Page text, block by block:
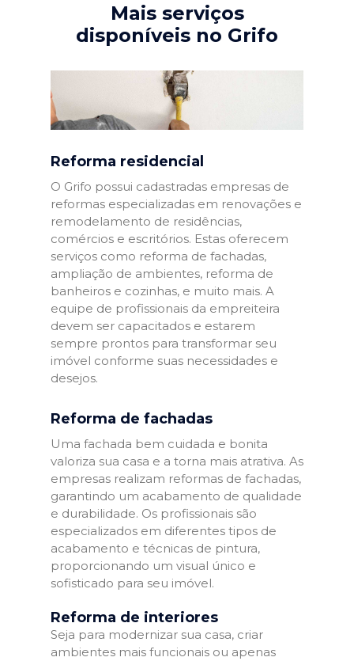
Mais serviços
disponíveis no Grifo
Reforma residencial
O Grifo possui cadastradas empresas de
reformas especializadas em renovações e
remodelamento de residências,
comércios e escritórios. Estas oferecem
serviços como reforma de fachadas,
ampliação de ambientes, reforma de
banheiros e cozinhas, e muito mais. A
equipe de profissionais da empreiteira
devem ser capacitados e estarem
sempre prontos para transformar seu
imóvel conforme suas necessidades e
desejos.
Reforma de fachadas
Uma fachada bem cuidada e bonita
valoriza sua casa e a torna mais atrativa. As
empresas realizam reformas de fachadas,
garantindo um acabamento de qualidade
e durabilidade. Os profissionais são
especializados em diferentes tipos de
acabamento e técnicas de pintura,
proporcionando um visual único e
sofisticado para seu imóvel.
Reforma de interiores
Seja para modernizar sua casa, criar
ambientes mais funcionais ou apenas